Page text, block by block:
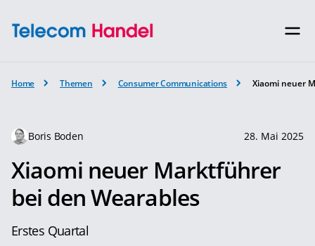
Home Themen Consumer Communications Xiaomi neuer
Boris Boden 28. Mai 2025
Xiaomi neuer Marktführer
bei den Wearables
Erstes Quartal